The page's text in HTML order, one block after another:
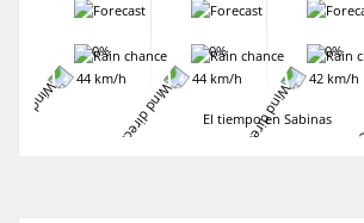
0%
44 km/h
0%
44 km/h
0%
42 km/h
El tiempo en Sabinas